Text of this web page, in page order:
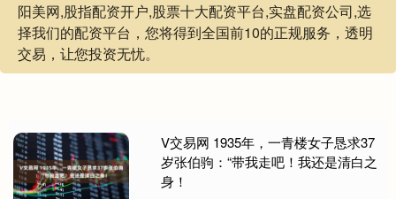
阳美网,股指配资开户,股票十大配资平台,实盘配资公司,选
择我们的配资平台，您将得到全国前10的正规服务，透明
交易，让您投资无忧。
V交易网 1935年，一青楼女子恳求37
岁张伯驹：“带我走吧！我还是清白之
身！